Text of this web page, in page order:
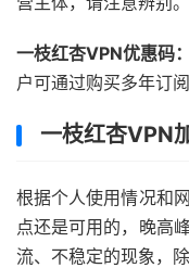
一枝红杏VPN优惠码：
户可通过购买多年订
一枝红杏VPN
根据个人使用情况和
点还是可用的，晚高
流、不稳定的现象，